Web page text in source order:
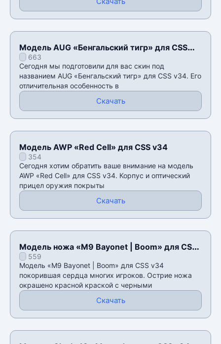
Модель AUG «Бенгальский тигр» для CSS
v34663
Сегодня мы подготовили для вас скин под
названием AUG «Бенгальский тигр» для CSS v34. Его
отличительная особенность в
Скачать
Модель AWP «Red Cell» для CSS v34
354
Сегодня хотим обратить ваше внимание на модель
AWP «Red Cell» для CSS v34. Корпус и оптический
прицел оружия покрыты
Скачать
Модель ножа «M9 Bayonet | Boom» для CSS
v34559
Модель «M9 Bayonet | Boom» для CSS v34
покорившая сердца многих игроков. Острие ножа
окрашено красной краской с черными
Скачать